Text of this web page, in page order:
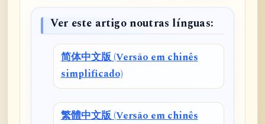
Ver este artigo noutras línguas:
简体中文版 (Versão em chinês
simplificado)
繁體中文版 (Versão em chinês